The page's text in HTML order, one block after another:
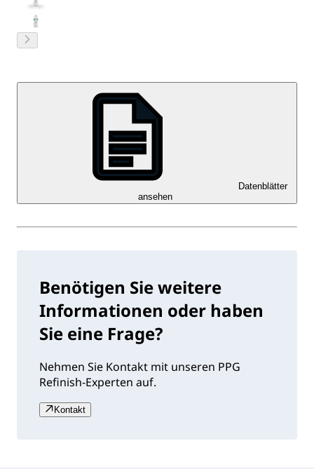
Datenblätter
ansehen
Benötigen Sie weitere
Informationen oder haben
Sie eine Frage?
Nehmen Sie Kontakt mit unseren PPG
Refinish-Experten auf.
Kontakt